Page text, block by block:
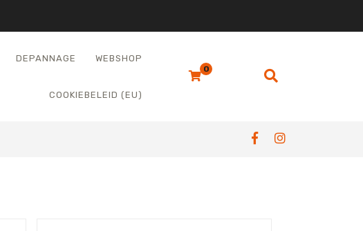
DEPANNAGE WEBSHOP
COOKIEBELEID (EU)
0